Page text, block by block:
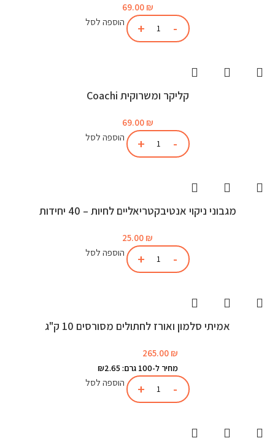
69.00 ₪
הוספה לסל
קליקר ומשרוקית Coachi
69.00 ₪
הוספה לסל
מגבוני ניקוי אנטיבקטריאליים לחיות – 40 יחידות
25.00 ₪
הוספה לסל
אמיתי סלמון ואורז לחתולים מסורסים 10 ק"ג
265.00 ₪
מחיר ל-100 גרם: ₪2.65
הוספה לסל